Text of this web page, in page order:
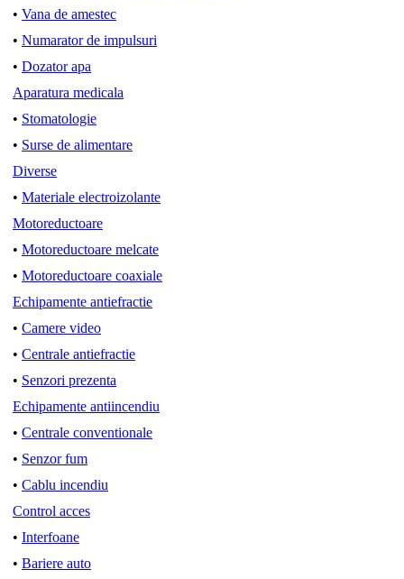
• Vana de amestec
• Numarator de impulsuri
• Dozator apa
Aparatura medicala
• Stomatologie
• Surse de alimentare
Diverse
• Materiale electroizolante
Motoreductoare
• Motoreductoare melcate
• Motoreductoare coaxiale
Echipamente antiefractie
• Camere video
• Centrale antiefractie
• Senzori prezenta
Echipamente antiincendiu
• Centrale conventionale
• Senzor fum
• Cablu incendiu
Control acces
• Interfoane
• Bariere auto